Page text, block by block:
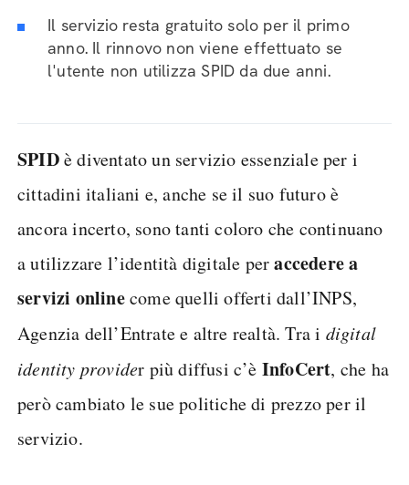
Il servizio resta gratuito solo per il primo
anno. Il rinnovo non viene effettuato se
l'utente non utilizza SPID da due anni.
SPIDè diventato un servizio essenziale per i
cittadini italiani e, anche se il suo futuro è
ancora incerto, sono tanti coloro che continuano
a utilizzare l’identità digitale peraccedere a
servizi onlinecome quelli offerti dall’INPS,
Agenzia dell’Entrate e altre realtà. Tra i digital
identity provider più diffusi c’è InfoCert, che ha
però cambiato le sue politiche di prezzo per il
servizio.